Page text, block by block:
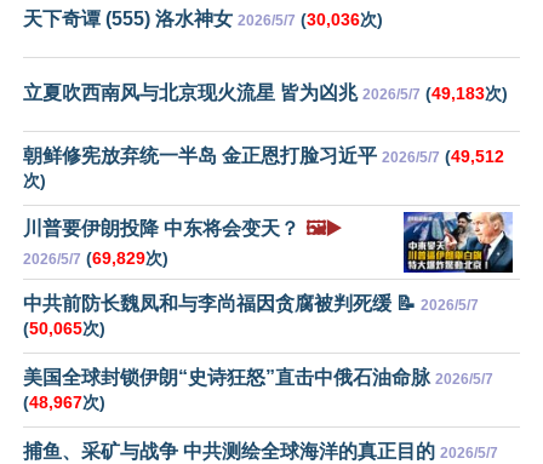
天下奇谭 (555) 洛水神女 2026/5/7 (30,036次)
立夏吹西南风与北京现火流星 皆为凶兆 2026/5/7 (49,183次)
朝鲜修宪放弃统一半岛 金正恩打脸习近平 2026/5/7 (49,512
次)
川普要伊朗投降 中东将会变天？ 🖼️▶️
2026/5/7 (69,829次)
中共前防长魏凤和与李尚福因贪腐被判死缓 📝 2026/5/7
(50,065次)
美国全球封锁伊朗“史诗狂怒”直击中俄石油命脉 2026/5/7
(48,967次)
捕鱼、采矿与战争 中共测绘全球海洋的真正目的 2026/5/7